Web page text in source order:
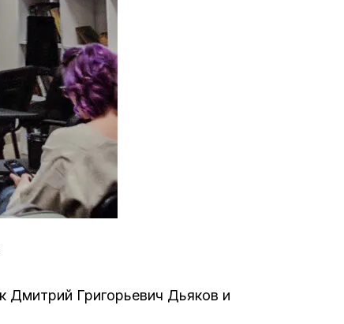
Дмитрий Григорьевич Дьяков и